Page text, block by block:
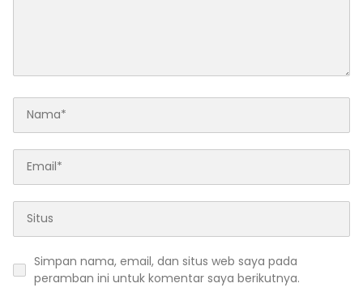
Simpan nama, email, dan situs web saya pada
peramban ini untuk komentar saya berikutnya.